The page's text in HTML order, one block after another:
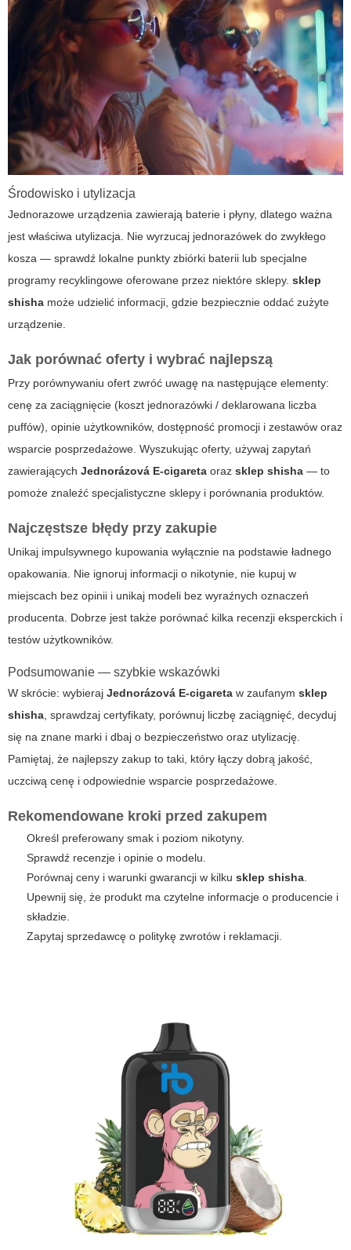
Środowisko i utylizacja
Jednorazowe urządzenia zawierają baterie i płyny, dlatego ważna
jest właściwa utylizacja. Nie wyrzucaj jednorazówek do zwykłego
kosza — sprawdź lokalne punkty zbiórki baterii lub specjalne
programy recyklingowe oferowane przez niektóre sklepy. sklep
shisha może udzielić informacji, gdzie bezpiecznie oddać zużyte
urządzenie.
Jak porównać oferty i wybrać najlepszą
Przy porównywaniu ofert zwróć uwagę na następujące elementy:
cenę za zaciągnięcie (koszt jednorazówki / deklarowana liczba
puffów), opinie użytkowników, dostępność promocji i zestawów oraz
wsparcie posprzedażowe. Wyszukując oferty, używaj zapytań
zawierających Jednorázová E-cigareta oraz sklep shisha — to
pomoże znaleźć specjalistyczne sklepy i porównania produktów.
Najczęstsze błędy przy zakupie
Unikaj impulsywnego kupowania wyłącznie na podstawie ładnego
opakowania. Nie ignoruj informacji o nikotynie, nie kupuj w
miejscach bez opinii i unikaj modeli bez wyraźnych oznaczeń
producenta. Dobrze jest także porównać kilka recenzji eksperckich i
testów użytkowników.
Podsumowanie — szybkie wskazówki
W skrócie: wybieraj Jednorázová E-cigareta w zaufanym sklep
shisha , sprawdzaj certyfikaty, porównuj liczbę zaciągnięć, decyduj
się na znane marki i dbaj o bezpieczeństwo oraz utylizację.
Pamiętaj, że najlepszy zakup to taki, który łączy dobrą jakość,
uczciwą cenę i odpowiednie wsparcie posprzedażowe.
Rekomendowane kroki przed zakupem
Określ preferowany smak i poziom nikotyny.
Sprawdź recenzje i opinie o modelu.
Porównaj ceny i warunki gwarancji w kilku sklep shisha
Upewnij się, że produkt ma czytelne informacje o producencie i
składzie.
Zapytaj sprzedawcę o politykę zwrotów i reklamacji.